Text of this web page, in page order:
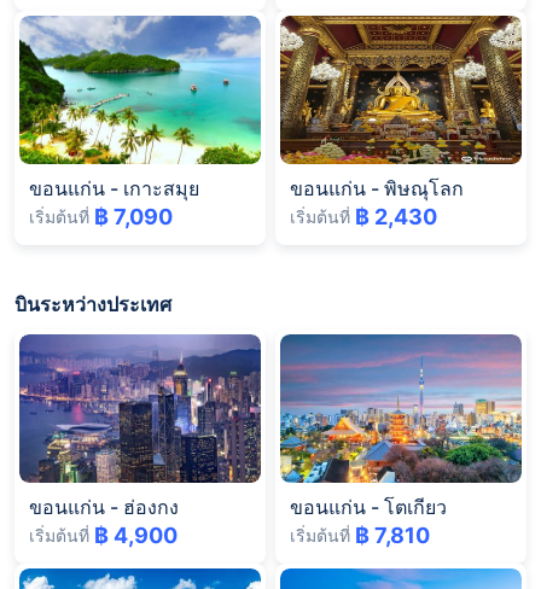
ขอนแก่น - เกาะสมุย
เริ่มต้นที่ ฿ 7,090
ขอนแก่น - พิษณุโลก
เริ่มต้นที่ ฿ 2,430
บินระหว่างประเทศ
ขอนแก่น - ฮ่องกง
เริ่มต้นที่ ฿ 4,900
ขอนแก่น - โตเกียว
เริ่มต้นที่ ฿ 7,810